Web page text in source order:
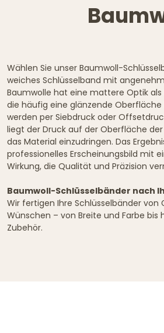
Wählen Sie unser Baumwoll-
weiches Schlüsselband mit
Baumwolle hat eine mattere Optik als
die häufig eine glänzende Oberfläche
werden per Siebdruck oder
liegt der Druck auf der Oberfläche
das Material einzudringen. Das
professionelles Erscheinungsbild mit
Wirkung, die Qualität und Präzision
Baumwoll-Schlüsselbänder nach
Wir fertigen Ihre Schlüsselbänder von
Wünschen – von Breite und Farbe bis
Zubehör.